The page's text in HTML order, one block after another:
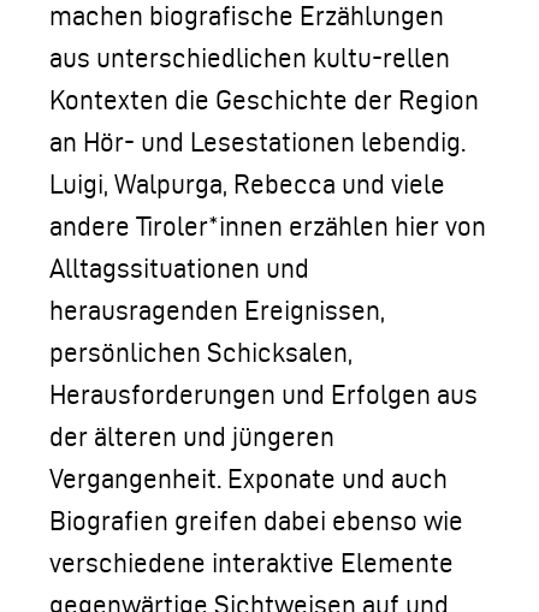
machen biografische Erzählungen
aus unterschiedlichen kultu-rellen
Kontexten die Geschichte der Region
an Hör- und Lesestationen lebendig.
Luigi, Walpurga, Rebecca und viele
andere Tiroler*innen erzählen hier von
Alltagssituationen und
herausragenden Ereignissen,
persönlichen Schicksalen,
Herausforderungen und Erfolgen aus
der älteren und jüngeren
Vergangenheit. Exponate und auch
Biografien greifen dabei ebenso wie
verschiedene interaktive Elemente
gegenwärtige Sichtweisen auf und